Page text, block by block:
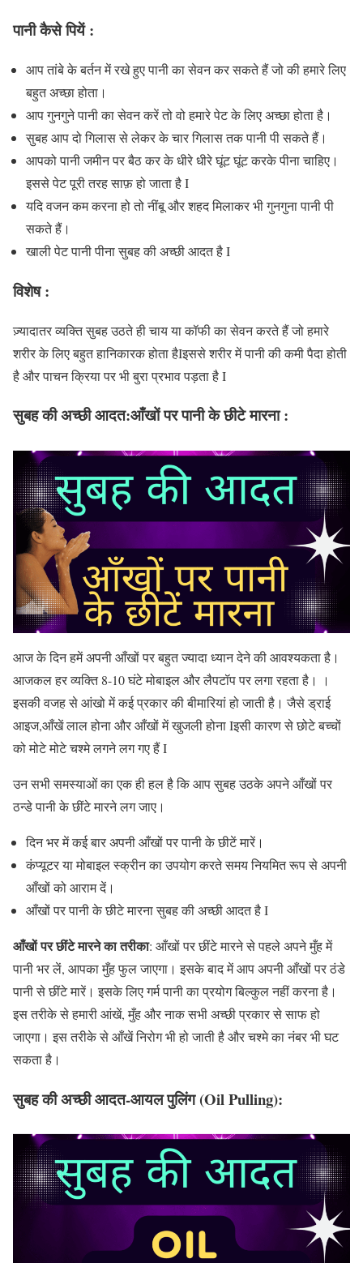
पानी कैसे पियें :
आप तांबे के बर्तन में रखे हुए पानी का सेवन कर सकते हैं जो की हमारे लिए
बहुत अच्छा होता।
आप गुनगुने पानी का सेवन करें तो वो हमारे पेट के लिए अच्छा होता है।
सुबह आप दो गिलास से लेकर के चार गिलास तक पानी पी सकते हैं।
आपको पानी जमीन पर बैठ कर के धीरे धीरे घूंट घूंट करके पीना चाहिए।
इससे पेट पूरी तरह साफ़ हो जाता है I
यदि वजन कम करना हो तो नींबू और शहद मिलाकर भी गुनगुना पानी पी
सकते हैं।
खाली पेट पानी पीना सुबह की अच्छी आदत है I
विशेष :
ज़्यादातर व्यक्ति सुबह उठते ही चाय या कॉफी का सेवन करते हैं जो हमारे
शरीर के लिए बहुत हानिकारक होता हैIइससे शरीर में पानी की कमी पैदा होती
है और पाचन क्रिया पर भी बुरा प्रभाव पड़ता है I
सुबह की अच्छी आदत:आँखों पर पानी के छीटे मारना :
आज के दिन हमें अपनी आँखों पर बहुत ज्यादा ध्यान देने की आवश्यकता है।
आजकल हर व्यक्ति 8-10 घंटे मोबाइल और लैपटॉप पर लगा रहता है। ।
इसकी वजह से आंखो में कई प्रकार की बीमारियां हो जाती है। जैसे ड्राई
आइज,आँखें लाल होना और आँखों में खुजली होना Iइसी कारण से छोटे बच्चों
को मोटे मोटे चश्मे लगने लग गए हैं I
उन सभी समस्याओं का एक ही हल है कि आप सुबह उठके अपने आँखों पर
ठन्डे पानी के छींटे मारने लग जाए।
दिन भर में कई बार अपनी आँखों पर पानी के छीटें मारें।
कंप्यूटर या मोबाइल स्क्रीन का उपयोग करते समय नियमित रूप से अपनी
आँखों को आराम दें।
आँखों पर पानी के छीटे मारना सुबह की अच्छी आदत है I
आँखों पर छींटे मारने का तरीका: आँखों पर छींटे मारने से पहले अपने मुँह में
पानी भर लें, आपका मुँह फुल जाएगा। इसके बाद में आप अपनी आँखों पर ठंडे
पानी से छींटे मारें। इसके लिए गर्म पानी का प्रयोग बिल्कुल नहीं करना है।
इस तरीके से हमारी आंखें, मुँह और नाक सभी अच्छी प्रकार से साफ हो
जाएगा। इस तरीके से आँखें निरोग भी हो जाती है और चश्मे का नंबर भी घट
सकता है।
सुबह की अच्छी आदत-आयल पुलिंग (Oil Pulling):